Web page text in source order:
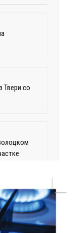
Твери со
округе